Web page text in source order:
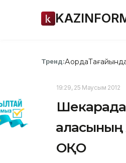
Тренд:Ақорда
19:29, 25 Маусым 2012
ОҚО